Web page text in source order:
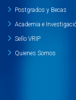
Postgrados y Becas
Academia e
Sello VRIP
Quienes Somos